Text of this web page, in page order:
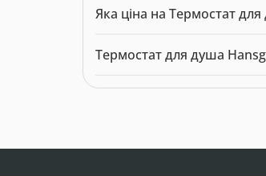
Яка ціна на Термостат
Термостат для душа
Модель: 9919. Категорія: